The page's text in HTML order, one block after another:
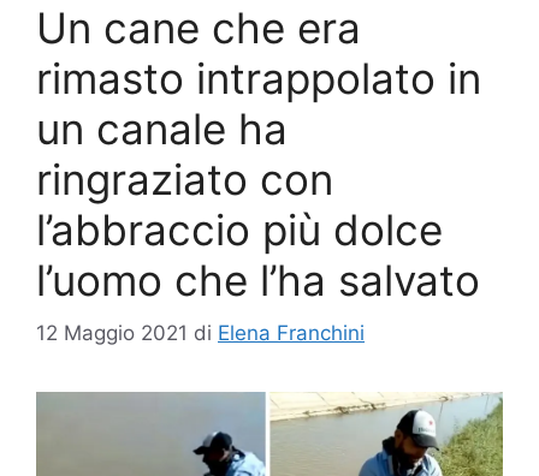
Un cane che era
rimasto intrappolato in
un canale ha
ringraziato con
l’abbraccio più dolce
l’uomo che l’ha salvato
12 Maggio 2021 di Elena Franchini